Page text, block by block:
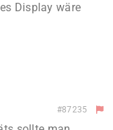
Display wäre
#87235